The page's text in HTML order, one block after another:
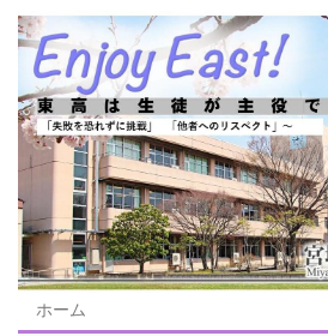
ホーム